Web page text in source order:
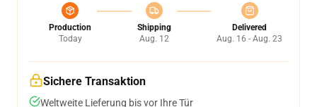
Production
Today
Shipping
Aug. 12
Delivered
Aug. 16 - Aug. 23
Sichere Transaktion
Weltweite Lieferung bis vor Ihre Tür